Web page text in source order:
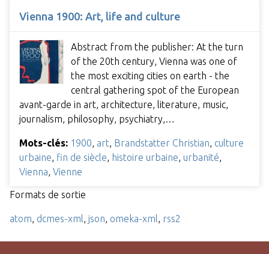
Vienna 1900: Art, life and culture
Abstract from the publisher: At the turn
of the 20th century, Vienna was one of
the most exciting cities on earth - the
central gathering spot of the European
avant-garde in art, architecture, literature, music,
journalism, philosophy, psychiatry,…
Mots-clés: 1900, art, Brandstatter Christian, culture
urbaine, fin de siècle, histoire urbaine, urbanité,
Vienna, Vienne
Formats de sortie
atom, dcmes-xml, json, omeka-xml, rss2